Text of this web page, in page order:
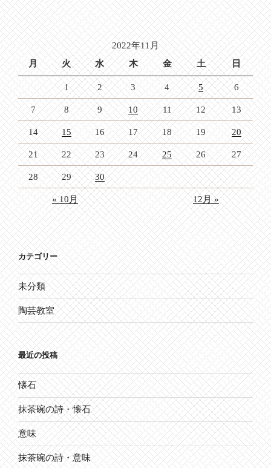
2022年11月
月
火 水 木 金 土 日
1 2 3 4 5 6
7 8 9 10 11 12 13
14 15 16 17 18 19 20
21 22 23 24 25 26 27
28 29 30
« 10月 12月 »
カテゴリー
未分類
陶芸教室
最近の投稿
懐石
抹茶碗の詩・懐石
意味
抹茶碗の詩・意味